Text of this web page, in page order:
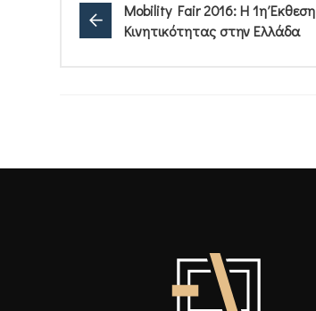
Mobility Fair 2016: Η 1η Έκθεση
Κινητικότητας στην Ελλάδα